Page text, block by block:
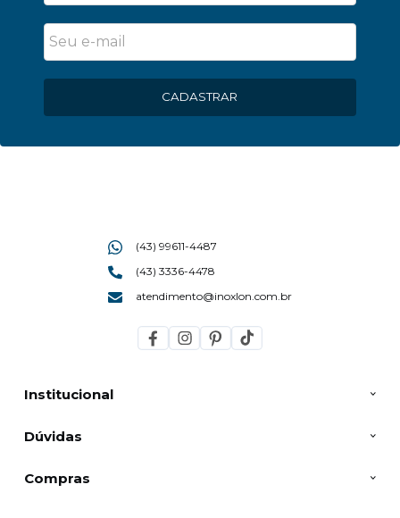
CADASTRAR
Institucional
Dúvidas
Compras
(43) 99611-4487
(43) 3336-4478
atendimento@inoxlon.com.br